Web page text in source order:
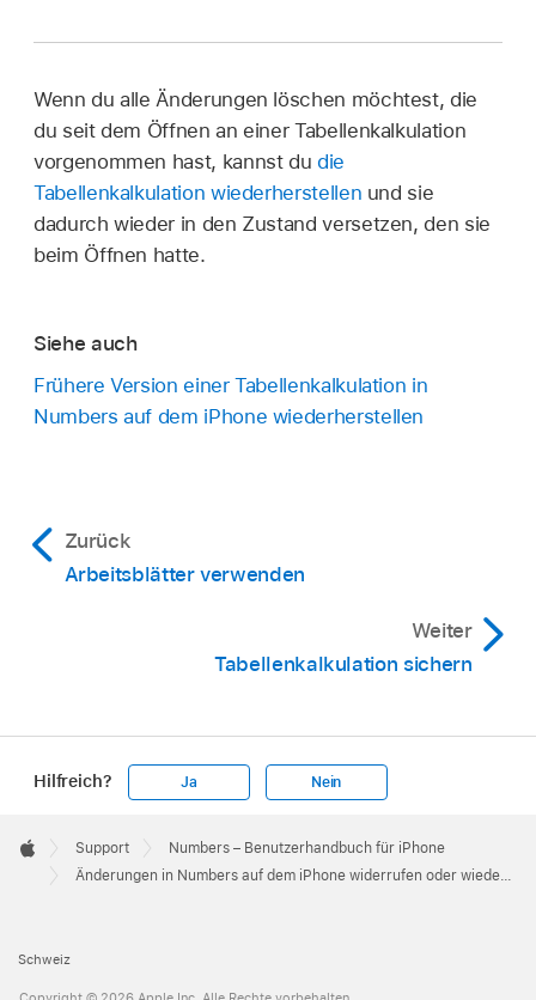
Wenn du alle Änderungen löschen möchtest, die
du seit dem Öffnen an einer Tabellenkalkulation
vorgenommen hast, kannst dudie
Tabellenkalkulation wiederherstellen und sie
dadurch wieder in den Zustand versetzen, den sie
beim Öffnen hatte.
Siehe auch
Frühere Version einer Tabellenkalkulation in
Numbers auf dem iPhone wiederherstellen
Zurück
Arbeitsblätter verwenden
Weiter
Tabellenkalkulation sichern
Hilfreich? Ja Nein
Footer

Apple
Support
Numbers – Benutzerhandbuch für iPhone
Änderungen in Numbers auf dem iPhone widerrufen oder wiederholen
Schweiz